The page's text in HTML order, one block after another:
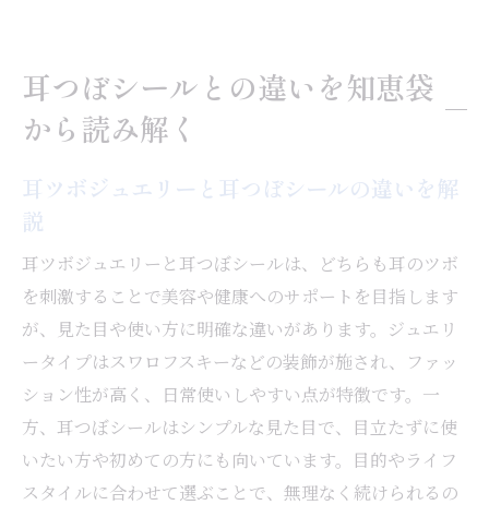
耳つぼシールとの違いを知恵袋
から読み解く
耳ツボジュエリーと耳つぼシールの違いを解
説
耳ツボジュエリーと耳つぼシールは、どちらも耳のツボ
を刺激することで美容や健康へのサポートを目指します
が、見た目や使い方に明確な違いがあります。ジュエリ
ータイプはスワロフスキーなどの装飾が施され、ファッ
ション性が高く、日常使いしやすい点が特徴です。一
方、耳つぼシールはシンプルな見た目で、目立たずに使
いたい方や初めての方にも向いています。目的やライフ
スタイルに合わせて選ぶことで、無理なく続けられるの